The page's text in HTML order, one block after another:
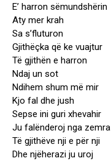
E’ harron sëmundshërin
Aty mer krah
Sa s’fluturon
Gjithëçka që ke vuajtur
Të gjithën e harron
Ndaj un sot
Ndihem shum më mir
Kjo fal dhe jush
Sepse ini guri xhevahir
Ju falënderoj nga zemra
Të gjithëve nji e për nji
Dhe njëherazi ju uroj